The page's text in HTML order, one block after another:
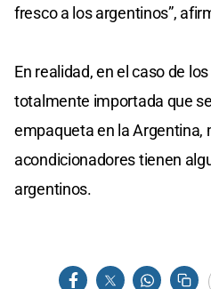
fresco a los argentinos”,
En realidad, en el caso de
totalmente importada que
empaqueta en la Argentina,
acondicionadores tienen
argentinos.